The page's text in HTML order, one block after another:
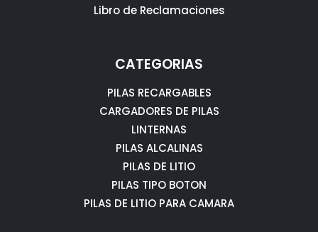
Libro de Reclamaciones
CATEGORIAS
PILAS RECARGABLES
CARGADORES DE PILAS
LINTERNAS
PILAS ALCALINAS
PILAS DE LITIO
PILAS TIPO BOTON
PILAS DE LITIO PARA CAMARA